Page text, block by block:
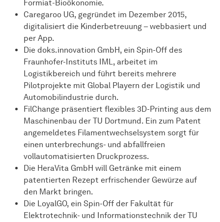
Formiat-Bioökonomie.
Caregaroo UG, gegründet im Dezember 2015,
digitalisiert die Kinderbetreuung – webbasiert und
per App.
Die doks.innovation GmbH, ein Spin-Off des
Fraunhofer-Instituts IML, arbeitet im
Logistikbereich und führt bereits mehrere
Pilotprojekte mit Global Playern der Logistik und
Automobilindustrie durch.
FilChange präsentiert flexibles 3D-Printing aus dem
Maschinenbau der TU Dortmund. Ein zum Patent
angemeldetes Filamentwechselsystem sorgt für
einen unterbrechungs- und abfallfreien
vollautomatisierten Druckprozess.
Die HeraVita GmbH will Getränke mit einem
patentierten Rezept erfrischender Gewürze auf
den Markt bringen.
Die LoyalGO, ein Spin-Off der Fakultät für
Elektrotechnik- und Informationstechnik der TU